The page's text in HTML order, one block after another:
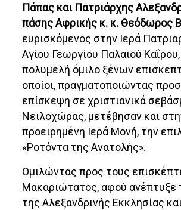
Πάπας και Πατριάρχης
πάσης Αφρικής κ. κ. Θεόδωρος
ευρισκόμενος στην Ιερά
Αγίου Γεωργίου Παλαιού
πολυμελή όμιλο ξένων
οποίοι, πραγματοποιώντας
επίσκεψη σε χριστιανικά
Νειλοχώρας, μετέβησαν και
προειρημένη Ιερά Μονή, την
«Ροτόντα της Ανατολής».
Ομιλώντας προς τους
Μακαριώτατος, αφού ανέπτυξε
της Αλεξανδρινής Εκκλησίας